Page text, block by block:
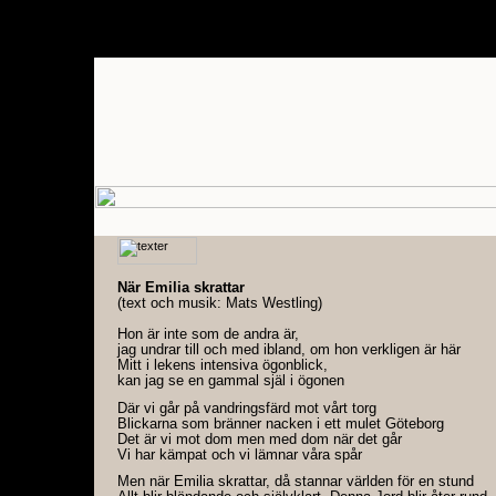
När Emilia skrattar
(text och musik: Mats Westling)
Hon är inte som de andra är,
jag undrar till och med ibland, om hon verkligen är här
Mitt i lekens intensiva ögonblick,
kan jag se en gammal själ i ögonen
Där vi går på vandringsfärd mot vårt torg
Blickarna som bränner nacken i ett mulet Göteborg
Det är vi mot dom men med dom när det går
Vi har kämpat och vi lämnar våra spår
Men när Emilia skrattar, då stannar världen för en stund